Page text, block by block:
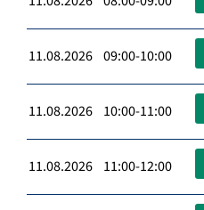
11.08.2026 09:00-10:00
11.08.2026 10:00-11:00
11.08.2026 11:00-12:00